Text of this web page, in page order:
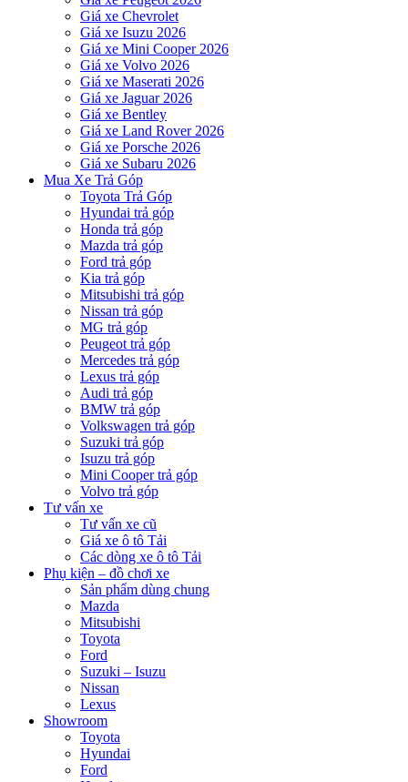
Giá xe Chevrolet
Giá xe Isuzu 2026
Giá xe Mini Cooper 2026
Giá xe Volvo 2026
Giá xe Maserati 2026
Giá xe Jaguar 2026
Giá xe Bentley
Giá xe Land Rover 2026
Giá xe Porsche 2026
Giá xe Subaru 2026
Mua Xe Trả Góp
Toyota Trả Góp
Hyundai trả góp
Honda trả góp
Mazda trả góp
Ford trả góp
Kia trả góp
Mitsubishi trả góp
Nissan trả góp
MG trả góp
Peugeot trả góp
Mercedes trả góp
Lexus trả góp
Audi trả góp
BMW trả góp
Volkswagen trả góp
Suzuki trả góp
Isuzu trả góp
Mini Cooper trả góp
Volvo trả góp
Tư vấn xe
Tư vấn xe cũ
Giá xe ô tô Tải
Các dòng xe ô tô Tải
Phụ kiện – đồ chơi xe
Sản phẩm dùng chung
Mazda
Mitsubishi
Toyota
Ford
Suzuki – Isuzu
Nissan
Lexus
Showroom
Toyota
Hyundai
Ford